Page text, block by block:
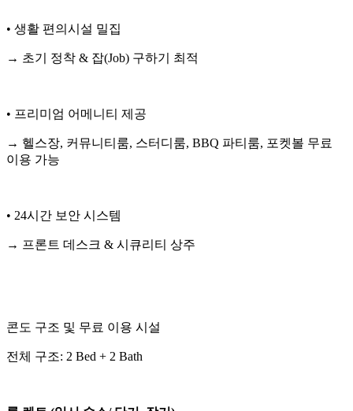
• 생활 편의시설 밀집
→ 초기 정착 & 잡(Job) 구하기 최적
• 프리미엄 어메니티 제공
→ 헬스장, 커뮤니티룸, 스터디룸, BBQ 파티룸, 포켓볼 무료
이용 가능
• 24시간 보안 시스템
→ 프론트 데스크 & 시큐리티 상주
콘도 구조 및 무료 이용 시설
전체 구조: 2 Bed + 2 Bath